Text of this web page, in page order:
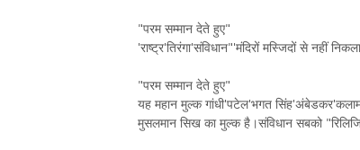
"परम सम्मान देते हुए"
'राष्ट्र'तिरंगा'संविधान"'मंदिरों मस्जिदों से नहीं
"परम सम्मान देते हुए"
यह महान मुल्क गांधी'पटेल'भगत
मुसलमान सिख का मुल्क है।संविधान सबको